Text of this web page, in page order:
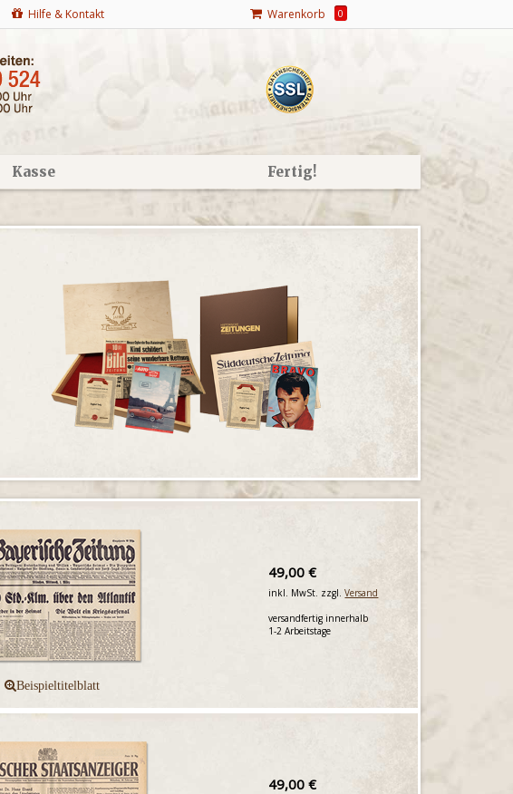
Hilfe & Kontakt Warenkorb 0
Kasse Fertig!
49,00 €
inkl. MwSt. zzgl.Versand
versandfertig innerhalb
1-2 Arbeitstage
49,00 €